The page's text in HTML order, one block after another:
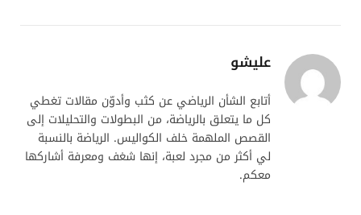
عليشو
أتابع الشأن الرياضي عن كثب وأدوّن مقالات تغطي
كل ما يتعلق بالرياضة، من البطولات والتحليلات إلى
القصص الملهمة خلف الكواليس. الرياضة بالنسبة
لي أكثر من مجرد لعبة، إنها شغف ومعرفة أشاركها
معكم.